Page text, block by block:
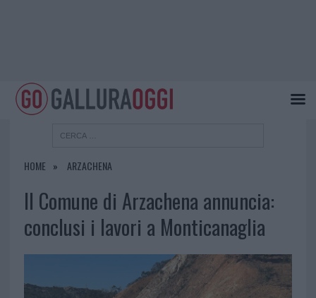
HOME ARZACHENA
Il Comune di Arzachena annuncia:
conclusi i lavori a Monticanaglia